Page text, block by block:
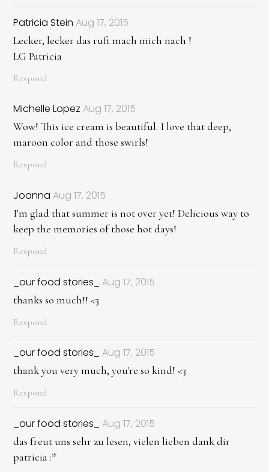
Patricia Stein Aug 17, 2015
Lecker, lecker das ruft mach mich nach !
LG Patricia
Respond
Michelle Lopez Aug 17, 2015
Wow! This ice cream is beautiful. I love that deep,
maroon color and those swirls!
Respond
Joanna Aug 17, 2015
I'm glad that summer is not over yet! Delicious way to
keep the memories of those hot days!
Respond
_our food stories_ Aug 17, 2015
thanks so much!! <3
Respond
_our food stories_ Aug 17, 2015
thank you very much, you're so kind! <3
Respond
_our food stories_ Aug 17, 2015
das freut uns sehr zu lesen, vielen lieben dank dir
patricia :*